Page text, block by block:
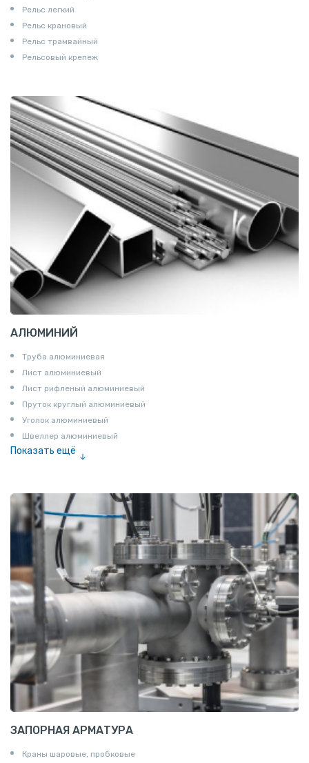
Рельс легкий
Рельс крановый
Рельс трамвайный
Рельсовый крепеж
АЛЮМИНИЙ
Труба алюминиевая
Лист алюминиевый
Лист рифленый алюминиевый
Пруток круглый алюминиевый
Уголок алюминиевый
Швеллер алюминиевый
Показать ещё
Шина электротехническая
Алюминиевая плита
Z профиль алюминиевый
Т профиль алюминиевый
Пруток квадратный алюминиевый
Полоса алюминиевая
Пруток шестигранный алюминиевый
ЗАПОРНАЯ АРМАТУРА
Краны шаровые, пробковые